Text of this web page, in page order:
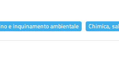
e inquinamento ambientale Chimica,